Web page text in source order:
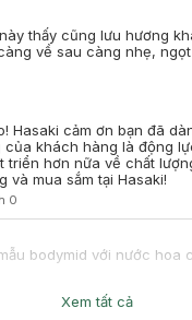
thấy cũng lưu hương
về sau càng nhẹ,
Hasaki cảm ơn bạn đã
của khách hàng là động
triển hơn nữa về chất
và mua sắm tại Hasaki!
0
bodymid với nước hoa
Xem tất cả